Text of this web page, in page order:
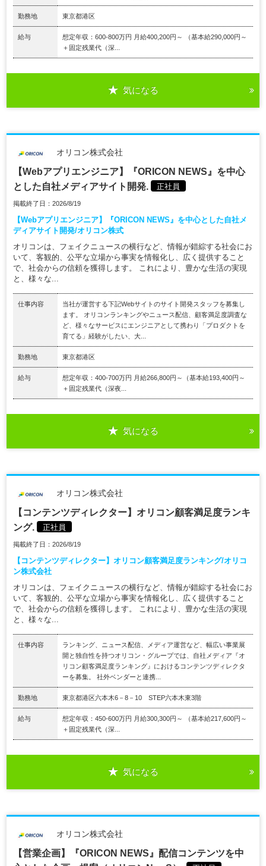
勤務地 東京都港区
給与
想定年収：600-800万円 月給400,200円～ （基本給290,000円～
＋固定残業代（深...
気になる
オリコン株式会社
【Webアプリエンジニア】『ORICON NEWS』を中心
とした自社メディアサイト開発.
正社員
掲載終了日：2026/8/19
【Webアプリエンジニア】『ORICON NEWS』を中心とした自社メ
ディアサイト開発/オリコン株式
オリコンは、フェイクニュースの横行など、情報が錯綜する社会にお
いて、客観的、公平な立場から事実を情報化し、広く提供すること
で、社会からの信頼を獲得します。 これにより、豊かな生活の実現
と、様々な...
仕事内容
当社が運営する下記Webサイトのサイト開発スタッフを募集し
ます。 オリコンランキングやニュース配信、顧客満足度調査な
ど、様々なサービスにエンジニアとして携わり「プロダクトを
育てる」経験がしたい、大...
勤務地 東京都港区
給与
想定年収：400-700万円 月給266,800円～（基本給193,400円～
＋固定残業代（深夜...
気になる
オリコン株式会社
【コンテンツディレクター】オリコン顧客満足度ランキ
ング.
正社員
掲載終了日：2026/8/19
【コンテンツディレクター】オリコン顧客満足度ランキング/オリコ
ン株式会社
オリコンは、フェイクニュースの横行など、情報が錯綜する社会にお
いて、客観的、公平な立場から事実を情報化し、広く提供すること
で、社会からの信頼を獲得します。 これにより、豊かな生活の実現
と、様々な...
仕事内容
ランキング、ニュース配信、メディア運営など、幅広い事業展
開と独自性を持つオリコン・グループでは、自社メディア『オ
リコン顧客満足度ランキング』におけるコンテンツディレクタ
ーを募集。 社外ベンダーと連携...
勤務地 東京都港区六本木6－8－10 STEP六本木東3階
給与
想定年収：450-600万円 月給300,300円～ （基本給217,600円～
＋固定残業代（深...
気になる
オリコン株式会社
【営業企画】『ORICON NEWS』配信コンテンツを中